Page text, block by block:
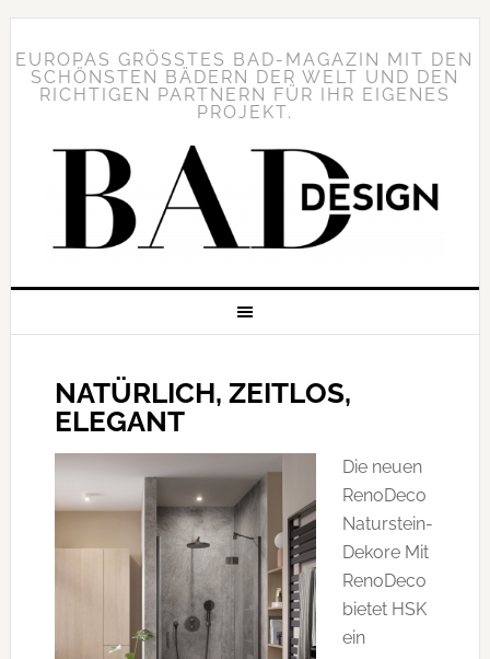
EUROPAS GRÖSSTES BAD-MAGAZIN MIT DEN S
CHÖNSTEN BÄDERN DER WELT UND DEN R
ICHTIGEN PARTNERN FÜR IHR EIGENES P
ROJEKT.
NATÜRLICH, ZEITLOS,
ELEGANT
Die neuen
RenoDeco
Naturstein-
Dekore Mit
RenoDeco
bietet HSK
ein